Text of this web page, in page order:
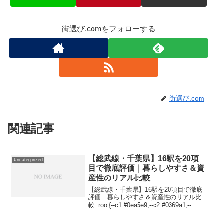
街選び.comをフォローする
街選び.com
関連記事
Uncategorized
【総武線・千葉県】16駅を20項
目で徹底評価｜暮らしやすさ＆資
産性のリアル比較
【総武線・千葉県】16駅を20項目で徹底
評価｜暮らしやすさ＆資産性のリアル比
較 :root{--c1:#0ea5e9;--c2:#0369a1;--